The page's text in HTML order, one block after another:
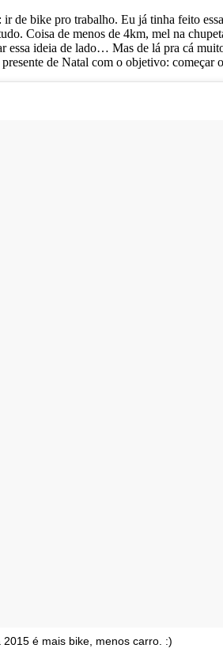
de bike pro trabalho. Eu já tinha feito
Coisa de menos de 4km, mel na
essa ideia de lado… Mas de lá pra cá
de Natal com o objetivo: começar
é mais bike, menos carro. :)